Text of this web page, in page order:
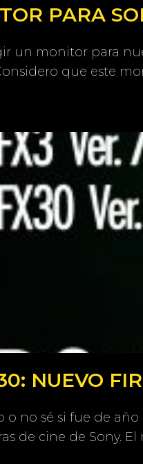
PARA
un monitor para
que este
NUEVO
o no sé si fue de
de cine de Sony.